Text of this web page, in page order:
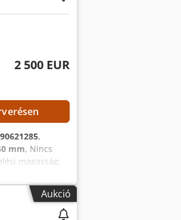
2 500 EUR
90621285,
mm, Nincs
magasság:
ion
Aukció